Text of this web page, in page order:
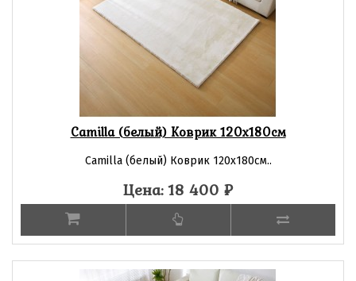
Camilla (белый) Коврик 120х180см
Camilla (белый) Коврик 120х180см..
Цена: 18 400 ₽